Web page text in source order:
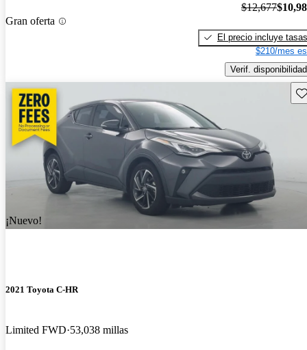
Gran oferta
$12,677
El precio incluye tasas
$210/mes
Verif. disponibilidad
¡Nuevo!
2021 Toyota C-HR
Limited FWD 53,038 millas